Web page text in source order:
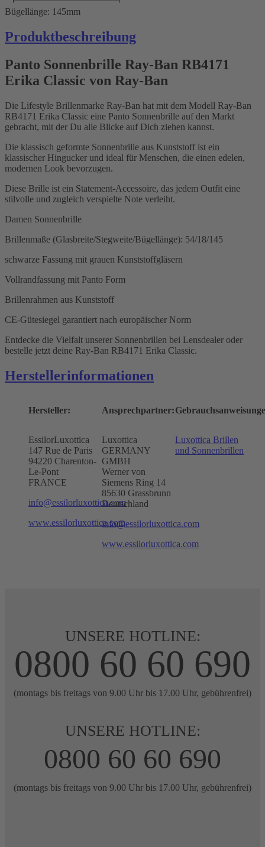
Bügellänge: 145mm
Produktbeschreibung
Panto Sonnenbrille Ray-Ban RB4171
Erika Classic von Ray-Ban
Die Lifestyle Brillenmarke Ray-Ban hat mit dem Modell Ray-Ban
RB4171 Erika Classic eine Panto Sonnenbrille auf den Markt
gebracht, mit der Du alle Blicke auf Dich ziehen kannst.
Die klassisch geformte Sonnenbrille aus Kunststoff ist ein
klassischer Hingucker und ideal für Menschen, die einen edelen,
modernen Look bevorzugen.
Diese Brille ist ein Statement-Accessoire, das jedem Outfit eine
stilvolle und zugleich verspielte Note verleiht.
Damen Sonnenbrille
Brillenmaße (Glasbreite/Stegweite/Bügellänge): 54/18/145
schwarze Fassung mit grauen Kunststoffgläsern
Vollrandfassung mit Panto Form
Brillenrahmen aus Kunststoff
CE-Gütesiegel garantiert nach europäischer Norm
Entdecke die Vielfalt unserer Sonnenbrillen bei Lensdealer oder
bestelle jetzt deine Ray-Ban RB4171 Erika Classic.
Herstellerinformationen
Hersteller:
EssilorLuxottica
147 Rue de Paris
94220 Charenton-
Le-Pont
FRANCE
info@essilorluxottica.com
www.essilorluxottica.com
Ansprechpartner:
Luxottica
GERMANY
GMBH
Werner von
Siemens Ring 14
85630 Grassbrunn
Deutschland
info@essilorluxottica.com
www.essilorluxottica.com
Luxottica Brillen
und Sonnenbrillen
UNSERE HOTLINE:
0800 60 60 690
(montags bis freitags von 9.00 Uhr bis 17.00 Uhr, gebührenfrei)
UNSERE HOTLINE:
0800 60 60 690
(montags bis freitags von 9.00 Uhr bis 17.00 Uhr, gebührenfrei)